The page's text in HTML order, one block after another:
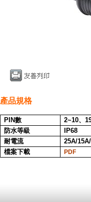
產品規格
PIN數
2~10、
防水等級
IP68
耐電流
25A/
檔案下載
PDF